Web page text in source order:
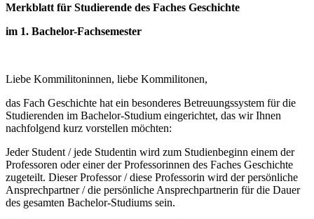
Merkblatt für Studierende des Faches Geschichte
im 1. Bachelor-Fachsemester
Liebe Kommilitoninnen, liebe Kommilitonen,
das Fach Geschichte hat ein besonderes Betreuungssystem für die
Studierenden im Bachelor-Studium eingerichtet, das wir Ihnen
nachfolgend kurz vorstellen möchten:
Jeder Student / jede Studentin wird zum Studienbeginn einem der
Professoren oder einer der Professorinnen des Faches Geschichte
zugeteilt. Dieser Professor / diese Professorin wird der persönliche
Ansprechpartner / die persönliche Ansprechpartnerin für die Dauer
des gesamten Bachelor-Studiums sein.